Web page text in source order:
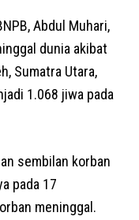
Abdul Muhari,
dunia akibat
Sumatra Utara,
1.068 jiwa pada
sembilan korban
pada 17
meninggal.